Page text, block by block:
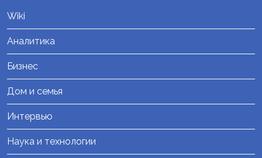
Wiki
Аналитика
Бизнес
Дом и семья
Интервью
Наука и технологии